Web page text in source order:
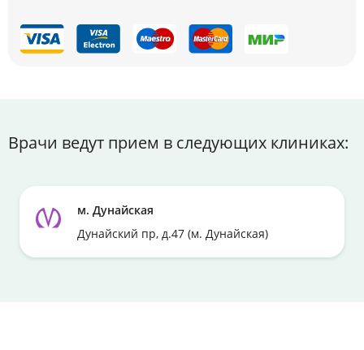
Врачи ведут прием в следующих клиниках:
м. Дунайская
Дунайский пр, д.47 (м. Дунайская)